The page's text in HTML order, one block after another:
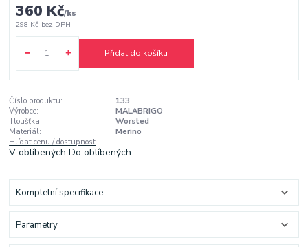
360 Kč/ks
298 Kč bez DPH
Přidat do košíku
Číslo produktu:
133
Výrobce:
MALABRIGO
Tloušťka:
Worsted
Materiál:
Merino
Hlídat cenu / dostupnost
V oblíbenýchDo oblíbených
Kompletní specifikace
Parametry